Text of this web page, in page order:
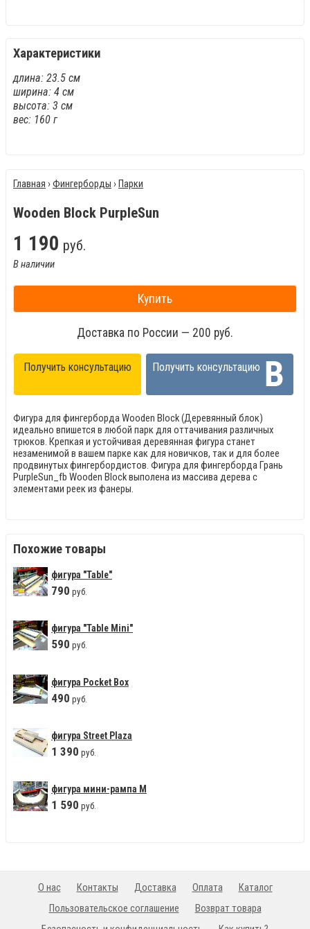
Характеристики
длина: 23.5 см
ширина: 4 см
высота: 3 см
вес: 160 г
Похожие товары
фигура "Table"
790 руб.
фигура "Table Mini"
590 руб.
фигура Pocket Box
490 руб.
фигура Street Plaza
1 390 руб.
фигура мини-рампа М
1 590 руб.
Главная ›Фингерборды ›Парки
Wooden Block PurpleSun
1 190 руб.
В наличии
Купить
Доставка по России — 200 руб.
Получить консультацию Получить консультацию
Фигура для фингерборда Wooden Block (Деревянный блок)
идеально впишется в любой парк для оттачивания различных
трюков. Крепкая и устойчивая деревянная фигура станет
незаменимой в вашем парке как для новичков, так и для более
продвинутых фингербордистов. Фигура для фингерборда Грань
PurpleSun_fb Wooden Block выполена из массива дерева с
элементами реек из фанеры.
О нас Контакты Доставка Оплата
Каталог
Пользовательское соглашение
Возврат товара